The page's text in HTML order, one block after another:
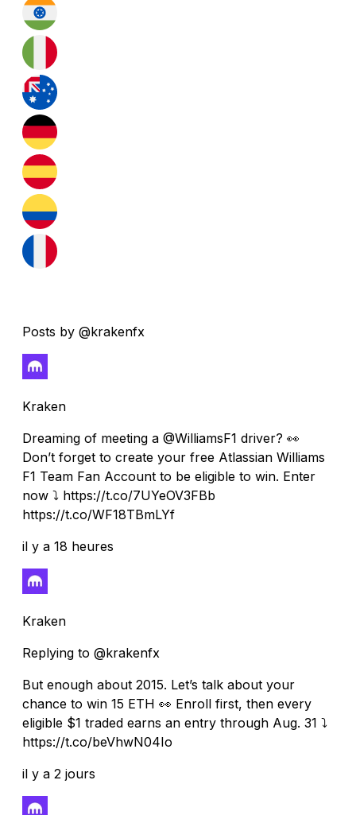
Posts by @krakenfx
Kraken
Dreaming of meeting a @WilliamsF1 driver? 👀
Don’t forget to create your free Atlassian Williams
F1 Team Fan Account to be eligible to win. Enter
now ⤵️ https://t.co/7UYeOV3FBb
https://t.co/WF18TBmLYf
il y a 18 heures
Kraken
Replying to @krakenfx
But enough about 2015. Let’s talk about your
chance to win 15 ETH 👀 Enroll first, then every
eligible $1 traded earns an entry through Aug. 31 ⤵️
https://t.co/beVhwN04Io
il y a 2 jours